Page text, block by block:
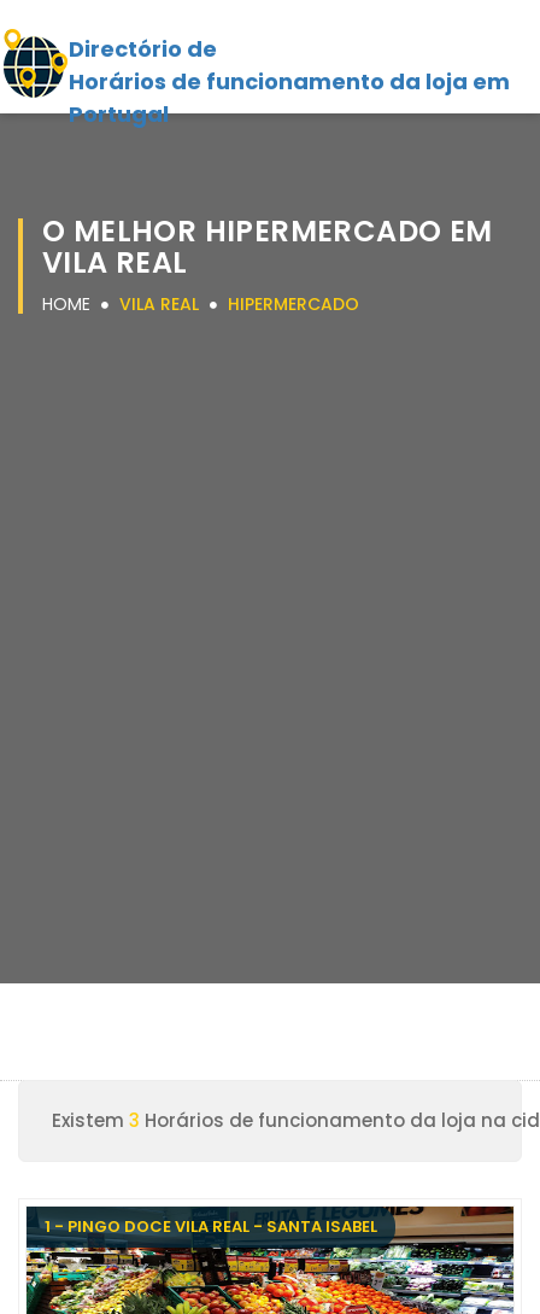
Directório de
Horários de funcionamento da loja em
Portugal
O MELHOR HIPERMERCADO EM
VILA REAL
HOME VILA REAL HIPERMERCADO
Existem 3 Horários de funcionamento da loja na
1 - PINGO DOCE VILA REAL - SANTA ISABEL